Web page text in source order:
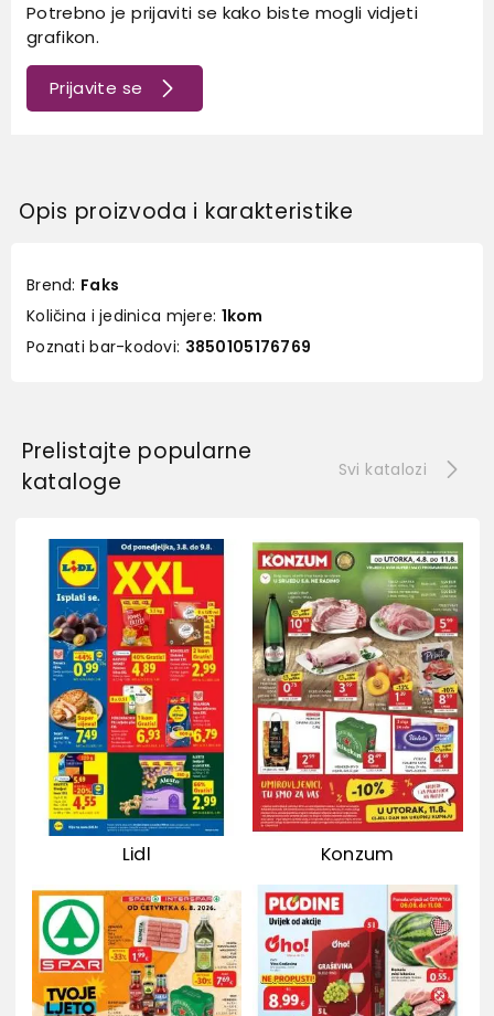
Potrebno je prijaviti se kako biste mogli vidjeti
grafikon.
Prijavite se
Opis proizvoda i karakteristike
Brend: Faks
Količina i jedinica mjere: 1kom
Poznati bar-kodovi: 3850105176769
Prelistajte popularne
kataloge
Svi katalozi
Lidl Konzum